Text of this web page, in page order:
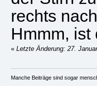
rechts
Hmmm,
« Letzte Änderung: 27.
Manche Beiträge sind sogar